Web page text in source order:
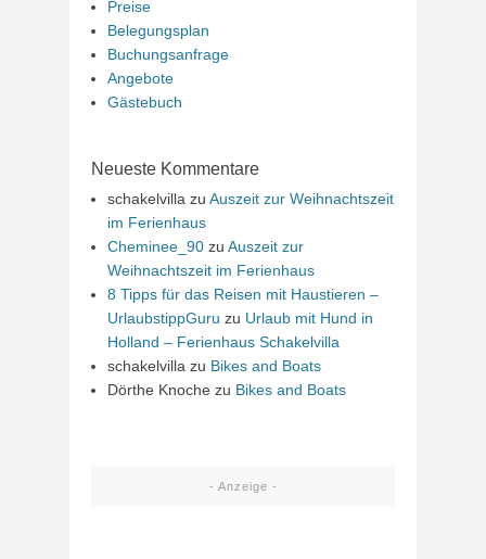
Preise
Belegungsplan
Buchungsanfrage
Angebote
Gästebuch
Neueste Kommentare
schakelvilla zu Auszeit zur Weihnachtszeit
im Ferienhaus
Cheminee_90 zu Auszeit zur
Weihnachtszeit im Ferienhaus
8 Tipps für das Reisen mit Haustieren –
UrlaubstippGuru zu Urlaub mit Hund in
Holland – Ferienhaus Schakelvilla
schakelvilla zu Bikes and Boats
Dörthe Knoche zu Bikes and Boats
- Anzeige -